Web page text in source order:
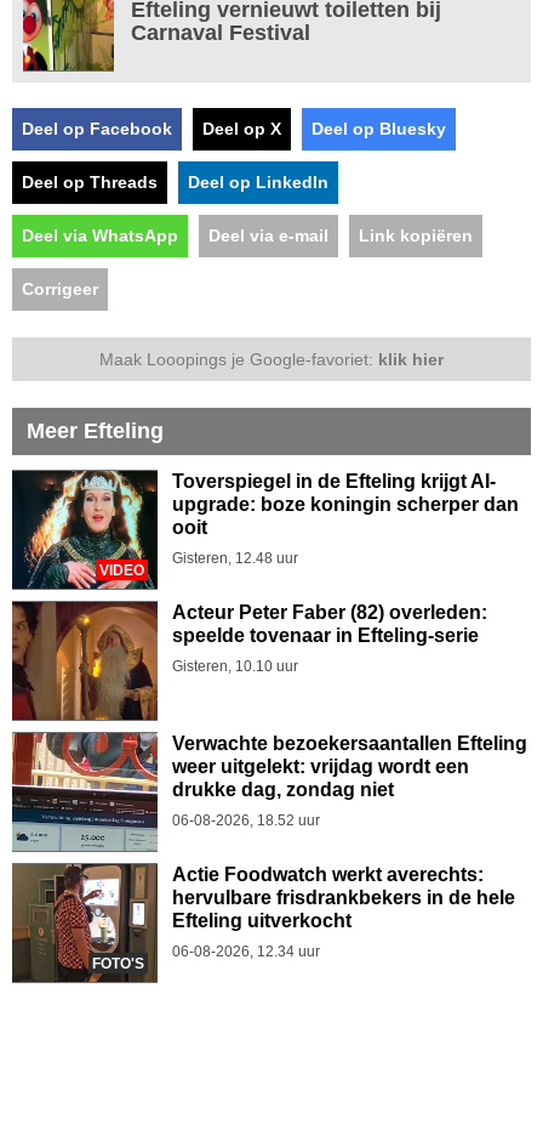
Efteling vernieuwt toiletten bij
Carnaval Festival
Deel op Facebook Deel op X Deel op Bluesky
Deel op Threads Deel op LinkedIn
Deel via WhatsApp Deel via e-mail Link kopiëren
Corrigeer
Maak Looopings je Google-favoriet: klik hier
Meer Efteling
VIDEO
Toverspiegel in de Efteling krijgt AI-
upgrade: boze koningin scherper dan
ooit
Gisteren, 12.48 uur
Acteur Peter Faber (82) overleden:
speelde tovenaar in Efteling-serie
Gisteren, 10.10 uur
Verwachte bezoekersaantallen Efteling
weer uitgelekt: vrijdag wordt een
drukke dag, zondag niet
06-08-2026, 18.52 uur
FOTO'S
Actie Foodwatch werkt averechts:
hervulbare frisdrankbekers in de hele
Efteling uitverkocht
06-08-2026, 12.34 uur